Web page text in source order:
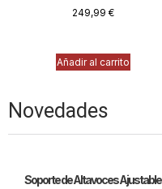
249,99 €
Añadir al carrito
Novedades
Soporte de Altavoces Ajustable